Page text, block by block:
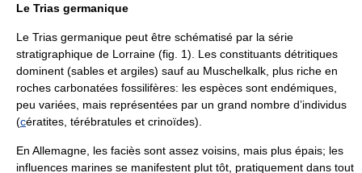
Le Trias germanique
Le Trias germanique peut être schématisé par la série
stratigraphique de Lorraine (fig. 1). Les constituants détritiques
dominent (sables et argiles) sauf au Muschelkalk, plus riche en
roches carbonatées fossilifères: les espèces sont endémiques,
peu variées, mais représentées par un grand nombre d’individus
(cératites, térébratules et crinoïdes).
En Allemagne, les faciès sont assez voisins, mais plus épais; les
influences marines se manifestent plut tôt, pratiquement dans tout